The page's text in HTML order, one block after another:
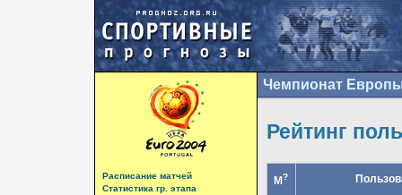
Расписание матчей
Статистика гр. этапа
Чемпионат
Рейтинг
М?